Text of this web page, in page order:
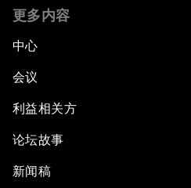
更多内容
中心
会议
利益相关方
论坛故事
新闻稿